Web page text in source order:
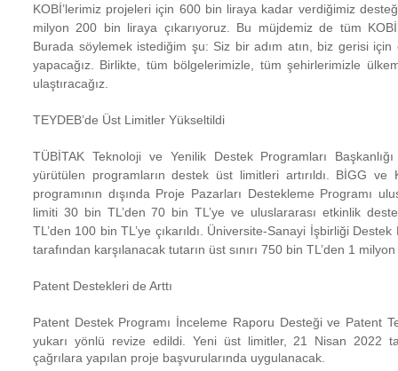
KOBİ’lerimiz projeleri için 600 bin liraya kadar verdiğimiz
milyon 200 bin liraya çıkarıyoruz. Bu müjdemiz de tüm
Burada söylemek istediğim şu: Siz bir adım atın, biz gerisi
yapacağız. Birlikte, tüm bölgelerimizle, tüm şehirlerimizle
ulaştıracağız.
TEYDEB’de Üst Limitler Yükseltildi
TÜBİTAK Teknoloji ve Yenilik Destek Programları
yürütülen programların destek üst limitleri artırıldı. BİGG ve
programının dışında Proje Pazarları Destekleme Programı
limiti 30 bin TL’den 70 bin TL’ye ve uluslararası etkinlik
TL’den 100 bin TL’ye çıkarıldı. Üniversite-Sanayi İşbirliği
tarafından karşılanacak tutarın üst sınırı 750 bin TL’den 1
Patent Destekleri de Arttı
Patent Destek Programı İnceleme Raporu Desteği ve Patent
yukarı yönlü revize edildi. Yeni üst limitler, 21 Nisan 2022
çağrılara yapılan proje başvurularında uygulanacak.